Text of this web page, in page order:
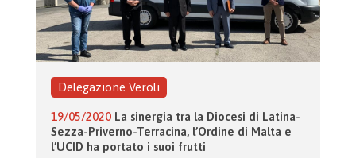
Delegazione Veroli
19/05/2020 La sinergia tra la Diocesi di Latina-
Sezza-Priverno-Terracina, l’Ordine di Malta e
l’UCID ha portato i suoi frutti